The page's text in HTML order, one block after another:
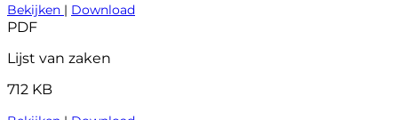
Bekijken | Download
PDF
Lijst van zaken
712 KB